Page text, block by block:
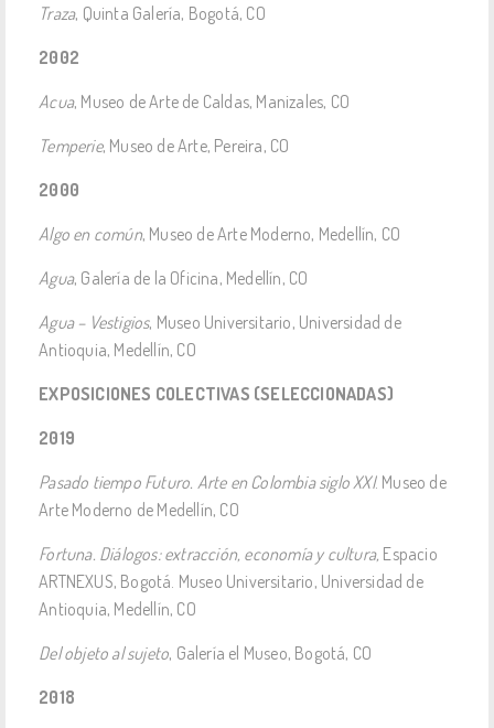
Traza, Quinta Galería, Bogotá, CO
2002
Acua, Museo de Arte de Caldas, Manizales, CO
Temperie, Museo de Arte, Pereira, CO
2000
Algo en común, Museo de Arte Moderno, Medellín, CO
Agua, Galería de la Oficina, Medellín, CO
Agua – Vestigios, Museo Universitario, Universidad de
Antioquia, Medellín, CO
EXPOSICIONES COLECTIVAS (SELECCIONADAS)
2019
Pasado tiempo Futuro. Arte en Colombia siglo XXI. Museo de
Arte Moderno de Medellín, CO
Fortuna. Diálogos: extracción, economía y cultura, Espacio
ARTNEXUS, Bogotá. Museo Universitario, Universidad de
Antioquia, Medellín, CO
Del objeto al sujeto, Galería el Museo, Bogotá, CO
2018